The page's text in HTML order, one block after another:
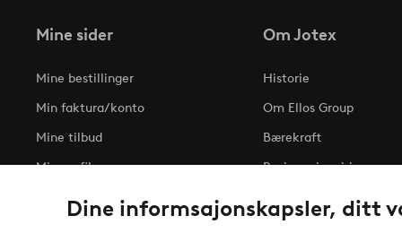
Dine informsajonskapsler, ditt
Mine sider
Mine bestillinger
Min faktura/konto
Mine tilbud
Min profil
Om Jotex
Historie
Om Ellos Group
Bærekraft
Business inquiries
Tilgjengelighetserklæring